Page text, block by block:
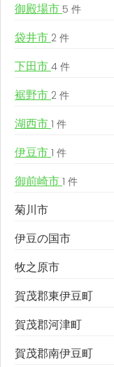
御殿場市 5 件
袋井市 2 件
下田市 4 件
裾野市 2 件
湖西市 1 件
伊豆市 1 件
御前崎市 1 件
菊川市
伊豆の国市
牧之原市
賀茂郡東伊豆町
賀茂郡河津町
賀茂郡南伊豆町